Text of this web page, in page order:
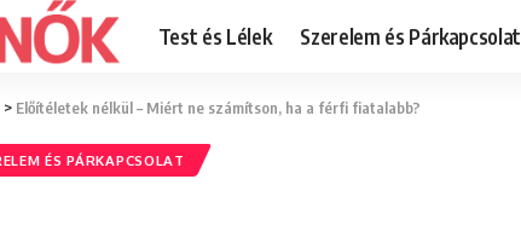
Test és Lélek Szerelem és Párkapcsolat
> Előítéletek nélkül – Miért ne számítson, ha a férfi fiatalabb?
ÉS PÁRKAPCSOLAT